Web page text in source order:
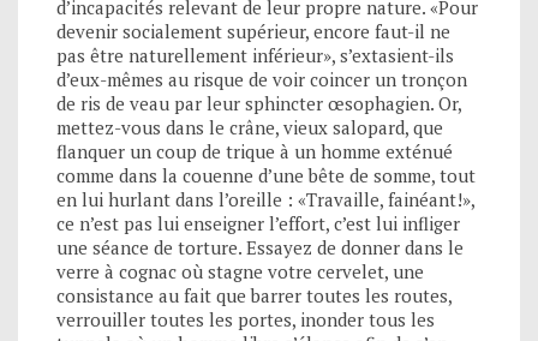
d’incapacités relevant de leur propre nature. «Pour
devenir socialement supérieur, encore faut-il ne
pas être naturellement inférieur», s’extasient-ils
d’eux-mêmes au risque de voir coincer un tronçon
de ris de veau par leur sphincter œsophagien. Or,
mettez-vous dans le crâne, vieux salopard, que
flanquer un coup de trique à un homme exténué
comme dans la couenne d’une bête de somme, tout
en lui hurlant dans l’oreille : «Travaille, fainéant!»,
ce n’est pas lui enseigner l’effort, c’est lui infliger
une séance de torture. Essayez de donner dans le
verre à cognac où stagne votre cervelet, une
consistance au fait que barrer toutes les routes,
verrouiller toutes les portes, inonder tous les